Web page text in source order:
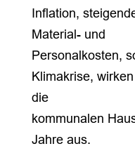
Inflation,
Material- und
Personalkosten,
Klimakrise,
die
kommunalen
Jahre aus.